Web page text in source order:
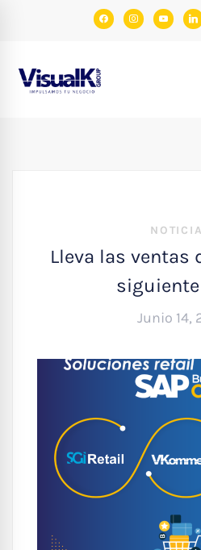
facebookinstagram
youtube
Lleva las ventas
Junio 14,